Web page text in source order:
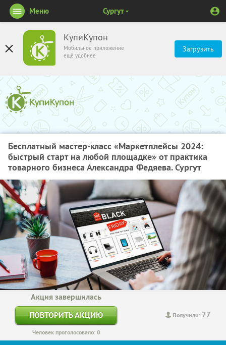
КупиКупон
Мобильное приложение
ещё удобнее
Загрузить
Меню Сургут
Бесплатный мастер-класс «Маркетплейсы 2024:
быстрый старт на любой площадке» от практика
товарного бизнеса Александра Федяева. Сургут
Получили: 77
Акция завершилась
ПОВТОРИТЬ АКЦИЮ
Человек проголосовало: 0